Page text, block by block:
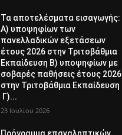
Τα αποτελέσματα εισαγωγής:
Α) υποψηφίων των
πανελλαδικών εξετάσεων
έτους 2026 στην Τριτοβάθμια
Εκπαίδευση Β) υποψηφίων με
σοβαρές παθήσεις έτους 2026
στην Τριτοβάθμια Εκπαίδευση
Γ)...
23 Ιουλίου 2026
Πρόγραμμα επαναληπτικών